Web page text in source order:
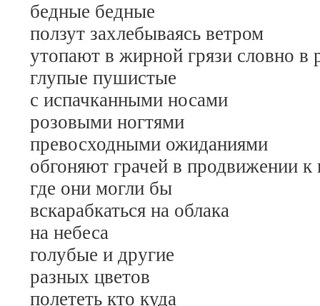
бедные бедные
ползут захлебываясь ветром
утопают в жирной грязи словно в
глупые пушистые
с испачканными носами
розовыми ногтями
превосходными ожиданиями
обгоняют грачей в продвижении к
где они могли бы
вскарабкаться на облака
на небеса
голубые и другие
разных цветов
полететь кто куда